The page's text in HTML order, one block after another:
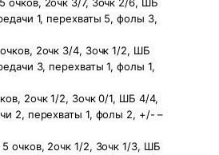
1, перехваты 5, фолы 3,
2очк 3/4, 3очк 1/2, ШБ
3, перехваты 1, фолы 1,
2очк 1/2, 3очк 0/1, ШБ 4/4,
2, перехваты 1, фолы 2, +/- –
очков, 2очк 1/2, 3очк 1/3, ШБ